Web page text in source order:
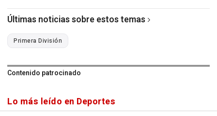
Últimas noticias sobre estos temas
Primera División
Contenido patrocinado
Lo más leído en Deportes